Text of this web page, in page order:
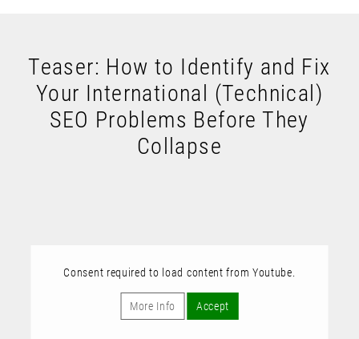
Teaser: How to Identify and Fix
Your International (Technical)
SEO Problems Before They
Collapse
Consent required to load content from Youtube.
More Info Accept